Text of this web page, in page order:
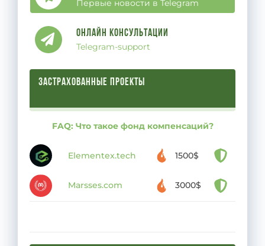
Первые новости в Telegram
Онлайн Консультации
Telegram-support
ЗАСТРАХОВАННЫЕ ПРОЕКТЫ
FAQ: Что такое фонд компенсаций?
Elementex.tech 1500$
Marsses.com 3000$